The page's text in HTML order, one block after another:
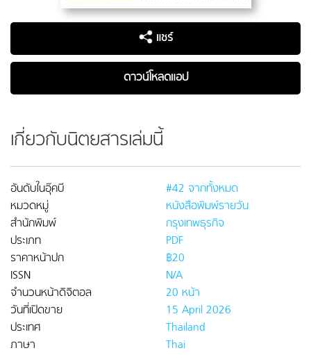
แชร์
ดาวน์โหลดแอป
เกี่ยวกับนิตยสารเล่มนี้
อันดับในอุ๊คบี
#42 จากทั้งหมด
หมวดหมู่
หนังสือพิมพ์รายวัน
สำนักพิมพ์
กรุงเทพธุรกิจ
ประเภท
PDF
ราคาหน้าปก
฿20
ISSN
N/A
จำนวนหน้าดิจิตอล
20 หน้า
วันที่เปิดขาย
15 April 2026
ประเทศ
Thailand
ภาษา
Thai